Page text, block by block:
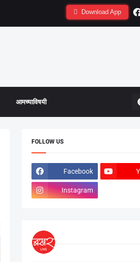
Download App
आमच्याविषयी
FOLLOW US
Facebook
Instagram